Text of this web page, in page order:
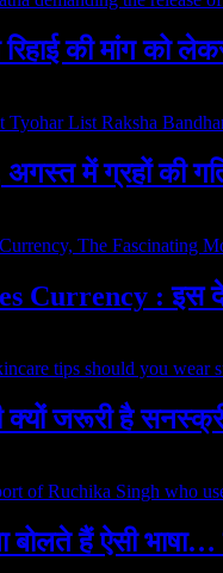
रिहाई की मांग को
अगस्त में ग्रहों की
Currency : इस
क्यों जरूरी है
बोलते हैं ऐसी